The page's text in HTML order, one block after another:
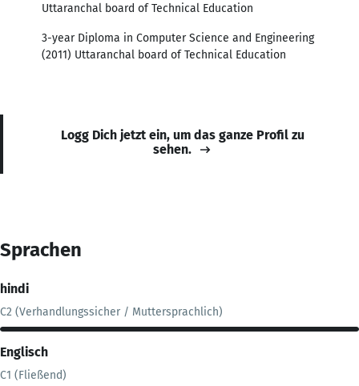
Uttaranchal board of Technical Education
3-year Diploma in Computer Science and Engineering
(2011) Uttaranchal board of Technical Education
Logg Dich jetzt ein, um das ganze Profil zu
sehen.
Sprachen
hindi
C2 (Verhandlungssicher / Muttersprachlich)
Englisch
C1 (Fließend)